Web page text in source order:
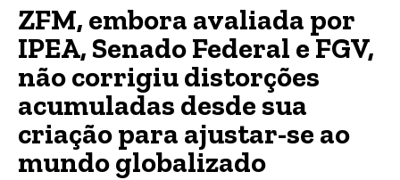
ZFM, embora avaliada por
IPEA, Senado Federal e FGV,
não corrigiu distorções
acumuladas desde sua
criação para ajustar-se ao
mundo globalizado